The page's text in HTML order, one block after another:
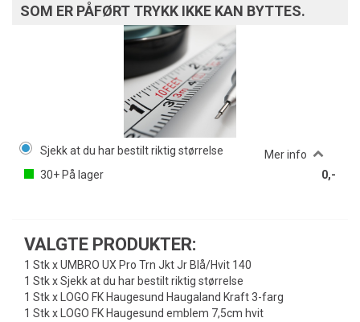
SOM ER PÅFØRT TRYKK IKKE KAN BYTTES.
Sjekk at du har bestilt riktig størrelse
Mer info
30+ På lager 0,-
VALGTE PRODUKTER:
1 Stk x UMBRO UX Pro Trn Jkt Jr Blå/Hvit 140
1 Stk x Sjekk at du har bestilt riktig størrelse
1 Stk x LOGO FK Haugesund Haugaland Kraft 3-farg
1 Stk x LOGO FK Haugesund emblem 7,5cm hvit